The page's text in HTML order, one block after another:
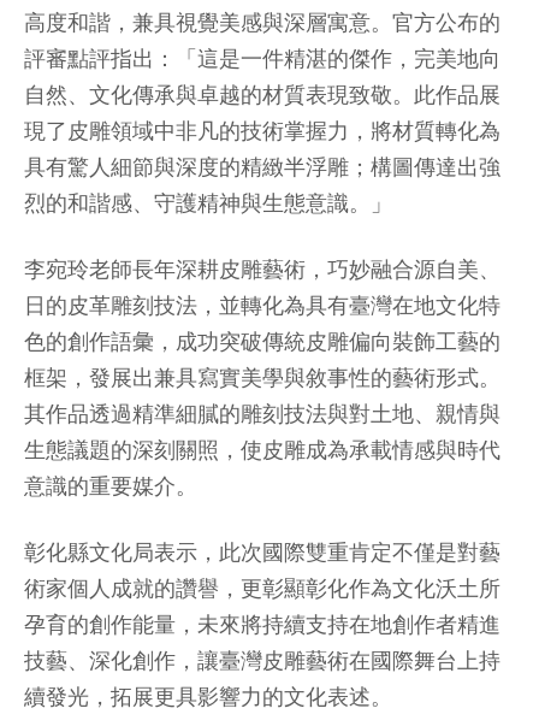
高度和諧，兼具視覺美感與深層寓意。官方公布的
評審點評指出：「這是一件精湛的傑作，完美地向
自然、文化傳承與卓越的材質表現致敬。此作品展
現了皮雕領域中非凡的技術掌握力，將材質轉化為
具有驚人細節與深度的精緻半浮雕；構圖傳達出強
烈的和諧感、守護精神與生態意識。」
李宛玲老師長年深耕皮雕藝術，巧妙融合源自美、
日的皮革雕刻技法，並轉化為具有臺灣在地文化特
色的創作語彙，成功突破傳統皮雕偏向裝飾工藝的
框架，發展出兼具寫實美學與敘事性的藝術形式。
其作品透過精準細膩的雕刻技法與對土地、親情與
生態議題的深刻關照，使皮雕成為承載情感與時代
意識的重要媒介。
彰化縣文化局表示，此次國際雙重肯定不僅是對藝
術家個人成就的讚譽，更彰顯彰化作為文化沃土所
孕育的創作能量，未來將持續支持在地創作者精進
技藝、深化創作，讓臺灣皮雕藝術在國際舞台上持
續發光，拓展更具影響力的文化表述。